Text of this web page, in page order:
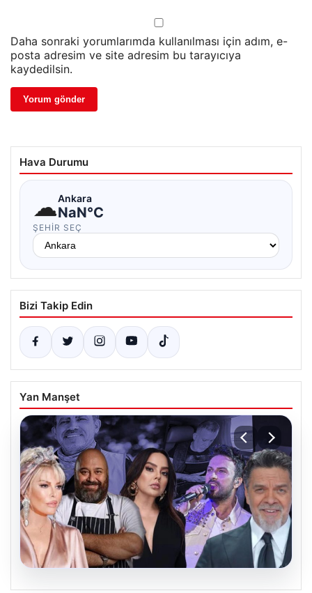
Daha sonraki yorumlarımda kullanılması için adım, e-
posta adresim ve site adresim bu tarayıcıya
kaydedilsin.
Hava Durumu
☁Ankara
NaN°C
ŞEHIR SEÇ
Bizi Takip Edin
Yan Manşet
06.08.2026